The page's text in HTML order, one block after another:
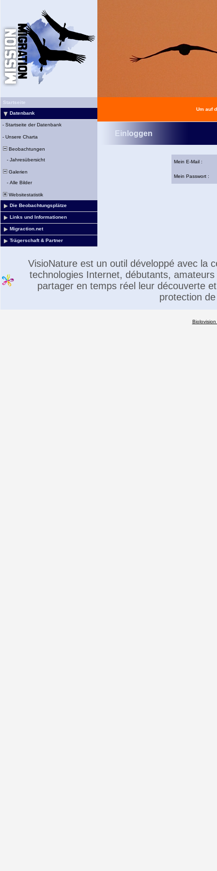
Startseite
Datenbank
- Startseite der Datenbank
- Unsere Charta
Beobachtungen
- Jahresübersicht
Galerien
- Alle Bilder
Websitestatistik
Die Beobachtungsplätze
Links und Informationen
Migraction.net
Trägerschaft & Partner
Um auf
Einloggen
Mein E-Mail :
Mein Passwort :
VisioNature est un outil développé avec la
technologies Internet, débutants,
partager en temps réel leur découverte
protection
Biolovision